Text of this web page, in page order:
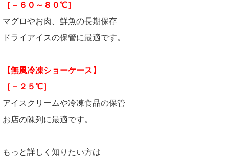
［－６０～８０℃］
マグロやお肉、鮮魚の長期保存
ドライアイスの保管に最適です。
【無風冷凍ショーケース】
［－２５℃］
アイスクリームや冷凍食品の保管
お店の陳列に最適です。
もっと詳しく知りたい方は